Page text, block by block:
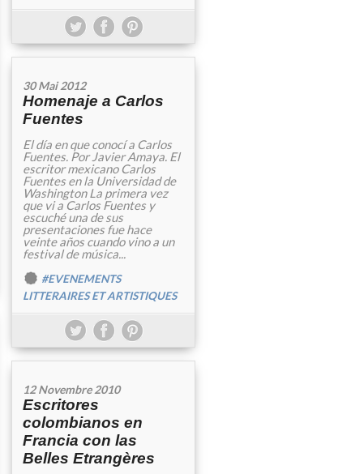
30 Mai 2012
Homenaje a Carlos
Fuentes
El día en que conocí a Carlos
Fuentes. Por Javier Amaya. El
escritor mexicano Carlos
Fuentes en la Universidad de
Washington La primera vez
que vi a Carlos Fuentes y
escuché una de sus
presentaciones fue hace
veinte años cuando vino a un
festival de música...
#EVENEMENTS
LITTERAIRES ET ARTISTIQUES
12 Novembre 2010
Escritores
colombianos en
Francia con las
Belles Etrangères